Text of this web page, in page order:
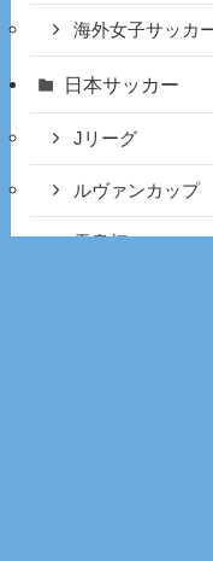
海外女子サッカ
日本サッカー
Jリーグ
ルヴァンカップ
天皇杯